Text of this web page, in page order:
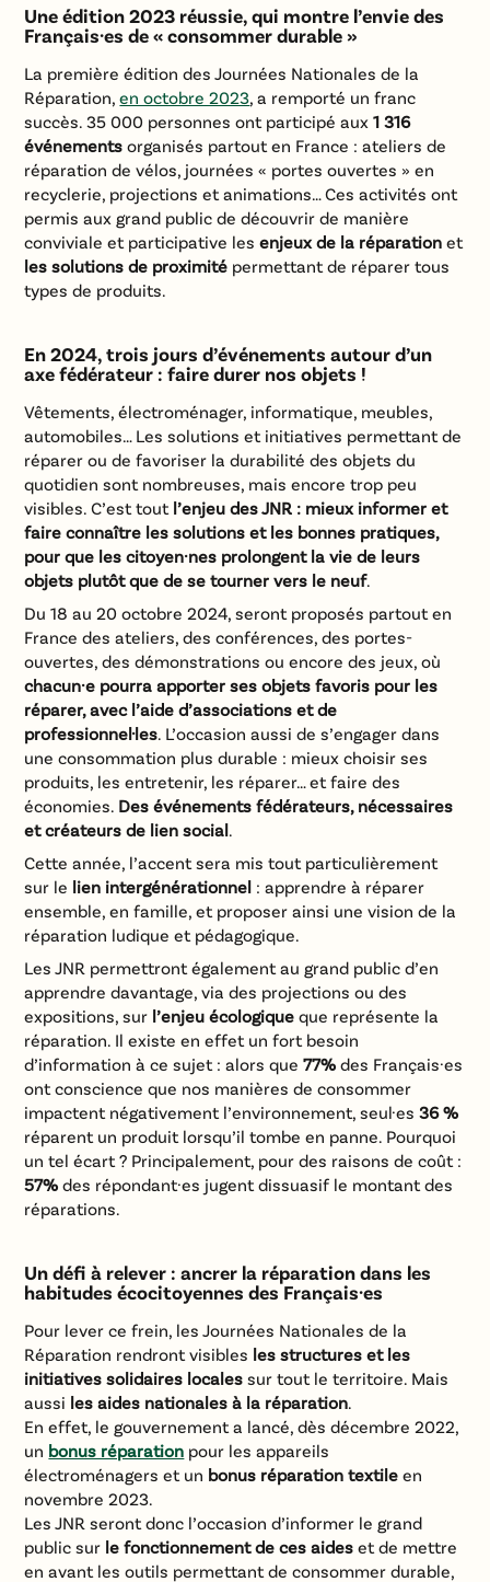
Une édition 2023 réussie, qui montre l’envie des
Français·es de « consommer durable »
La première édition des Journées Nationales de la
Réparation,en octobre 2023 , a remporté un franc
succès. 35 000 personnes ont participé aux1 316
événements organisés partout en France : ateliers de
réparation de vélos, journées « portes ouvertes » en
recyclerie, projections et animations… Ces activités ont
permis aux grand public de découvrir de manière
conviviale et participative lesenjeux de la réparation et
les solutions de proximité permettant de réparer tous
types de produits.
En 2024, trois jours d’événements autour d’un
axe fédérateur : faire durer nos objets !
Vêtements, électroménager, informatique, meubles,
automobiles… Les solutions et initiatives permettant de
réparer ou de favoriser la durabilité des objets du
quotidien sont nombreuses, mais encore trop peu
visibles. C’est tout l’enjeu des JNR : mieux informer et
faire connaître les solutions et les bonnes pratiques,
pour que les citoyen·nes prolongent la vie de leurs
objets plutôt que de se tourner vers le neuf.
Du 18 au 20 octobre 2024, seront proposés partout en
France des ateliers, des conférences, des portes-
ouvertes, des démonstrations ou encore des jeux, où
chacun·e pourra apporter ses objets favoris pour les
réparer, avec l’aide d’associations et de
professionnel·les . L’occasion aussi de s’engager dans
une consommation plus durable : mieux choisir ses
produits, les entretenir, les réparer… et faire des
économies. Des événements fédérateurs, nécessaires
et créateurs de lien social
Cette année, l’accent sera mis tout particulièrement
sur le lien intergénérationnel : apprendre à réparer
ensemble, en famille, et proposer ainsi une vision de la
réparation ludique et pédagogique.
Les JNR permettront également au grand public d’en
apprendre davantage, via des projections ou des
expositions, sur l’enjeu écologique que représente la
réparation. Il existe en effet un fort besoin
d’information à ce sujet : alors que77% des Français·es
ont conscience que nos manières de consommer
impactent négativement l’environnement, seul·es 36 %
réparent un produit lorsqu’il tombe en panne. Pourquoi
un tel écart ? Principalement, pour des raisons de coût :
57% des répondant·es jugent dissuasif le montant des
réparations.
Un défi à relever : ancrer la réparation dans les
habitudes écocitoyennes des Français·es
Pour lever ce frein, les Journées Nationales de la
Réparation rendront visibles les structures et les
initiatives solidaires locales sur tout le territoire. Mais
aussi les aides nationales à la réparation
En effet, le gouvernement a lancé, dès décembre 2022,
un bonus réparation pour les appareils
électroménagers et un bonus réparation textile en
novembre 2023.
Les JNR seront donc l’occasion d’informer le grand
public sur le fonctionnement de ces aides et de mettre
en avant les outils permettant de consommer durable,